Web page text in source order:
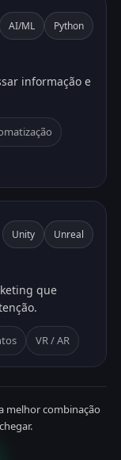
AI/ML Python
informação e
Unity Unreal
que
VR / AR
melhor combinação